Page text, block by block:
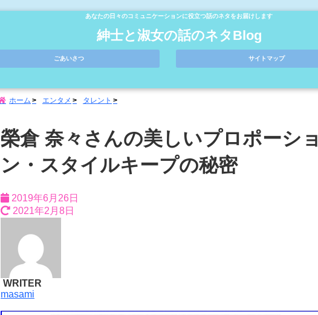
あなたの日々のコミュニケーションに役立つ話のネタをお届けします
紳士と淑女の話のネタBlog
ごあいさつ サイトマップ
ホーム エンタメ タレント
榮倉 奈々さんの美しいプロポーショ
ン・スタイルキープの秘密
2019年6月26日
2021年2月8日
WRITER
masami